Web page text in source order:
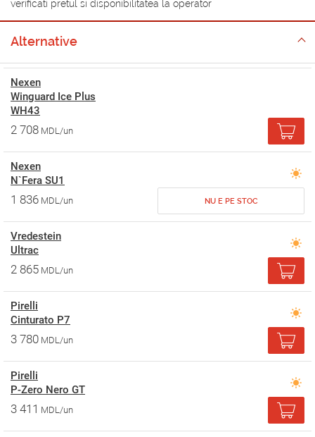
verificati pretul si disponibilitatea la operator
Alternative
Nexen
Winguard Ice Plus
WH43
2 708 MDL/un
Nexen
N`Fera SU1
1 836 MDL/un NU E PE STOC
Vredestein
Ultrac
2 865 MDL/un
Pirelli
Cinturato P7
3 780 MDL/un
Pirelli
P-Zero Nero GT
3 411 MDL/un